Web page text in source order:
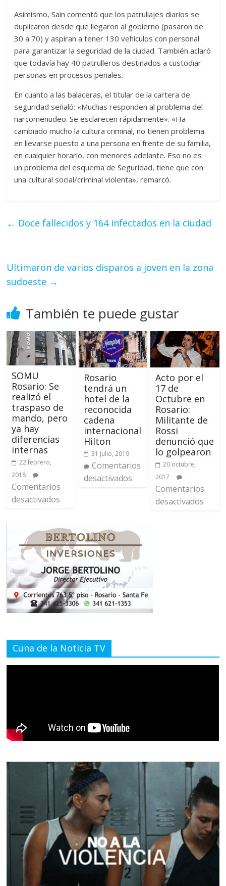
Asimismo, Sain comentó que los patrullajes diarios se
duplicaron desde que llegaron al gobierno (pasaron de
30 a 70) y aspiran a tener 130 vehículos con personal
para garantizar la seguridad de la ciudad. También aclaró
que todavía hay 40 patrulleros destinados a custodiar
personas en procesos penales.
En cuanto a las balaceras, el titular de la cartera de
seguridad señaló: «Muchas responden al problema del
narcomenudeo. Se esclarecen rápidamente». «Ha
cambiado mucho la cultura criminal, no tienen problema
en llevarse puesto a una persona en frente de su familia,
en cualquier horario, con menores adelante. Eso no es
un problema del esquema de Seguridad, tiene que con
una cultural social/criminal violenta», remarcó.
← Doce fallecidos y 164 infectados en la ciudad
Ultimaron de varios disparos a joven en la zona
sudoeste →
También te puede gustar
SOMU
Rosario: Se
realizó el
traspaso de
mando, pero
ya hay
diferencias
internas
22 febrero,
2018
Comentarios
desactivados
Rosario
tendrá un
hotel de la
reconocida
cadena
internacional
Hilton
31 julio, 2019
Comentarios
desactivados
Acto por el
17 de
Octubre en
Rosario:
Militante de
Rossi
denunció que
lo golpearon
20 octubre,
2017
Comentarios
desactivados
Cuna de la Noticia TV